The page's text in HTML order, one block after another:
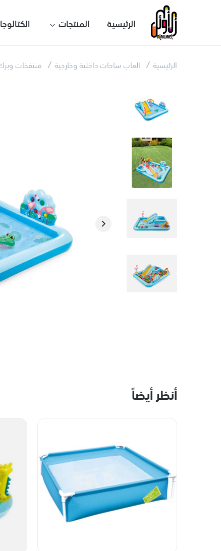
الرئيسية المنتجات
الرئيسية العاب ساحات داخلية وخارجية منتفخات
أنظر أيضاً